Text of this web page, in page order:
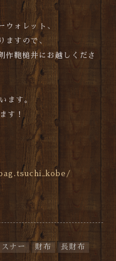
ウォレット、
ますので、
作鞄槌井にお越しくださ
ます。
す！
ナー 財布 長財布